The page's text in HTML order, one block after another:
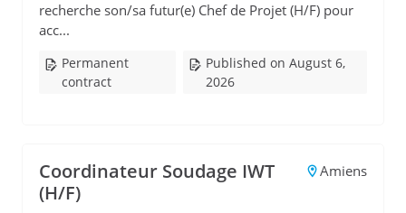
recherche son/sa futur(e) Chef de Projet (H/F) pour
acc...
Permanent
contract
Published on August 6,
2026
Coordinateur Soudage IWT
(H/F)
Amiens